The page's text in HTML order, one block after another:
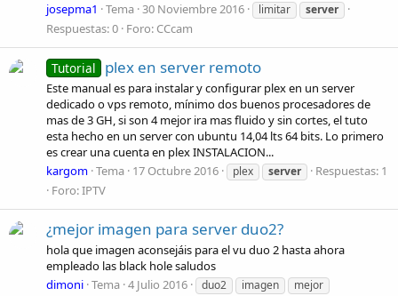
josepma1
Tema 30 Noviembre 2016 limitar server
Respuestas: 0 Foro: CCcam
Tutorial plex en server remoto
Este manual es para instalar y configurar plex en un server
dedicado o vps remoto, mínimo dos buenos procesadores de
mas de 3 GH, si son 4 mejor ira mas fluido y sin cortes, el tuto
esta hecho en un server con ubuntu 14,04 lts 64 bits. Lo primero
es crear una cuenta en plex INSTALACION...
kargom Tema 17 Octubre 2016 plex server
Respuestas: 1
Foro:IPTV
¿mejor imagen para server duo2?
hola que imagen aconsejáis para el vu duo 2 hasta ahora
empleado las black hole saludos
dimoni Tema 4 Julio 2016 duo2 imagen
mejor